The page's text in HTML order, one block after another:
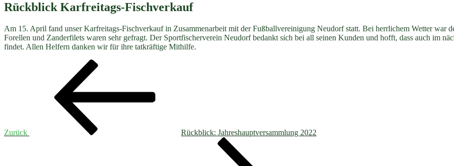
Rückblick Karfreitags-Fischverkauf
Am 15. April fand unser Karfreitags-Fischverkauf in Zusammenarbeit mit der Fußballvereinigung Neudorf statt. Bei herrlichem Wetter war
Forellen und Zanderfilets waren sehr gefragt. Der Sportfischerverein Neudorf bedankt sich bei all seinen Kunden und hofft, dass auch im
findet. Allen Helfern danken wir für ihre tatkräftige Mithilfe.
Beitragsnavigation
Zurück
Rückblick: Jahreshauptversammlung 2022